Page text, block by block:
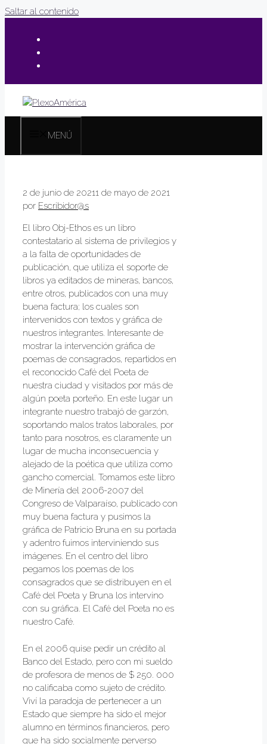
Saltar al contenido
MENÚ
2 de junio de 20211 de mayo de 2021
por Escribidor@s
El libro Obj-Ethos es un libro
contestatario al sistema de privilegios y
a la falta de oportunidades de
publicación, que utiliza el soporte de
libros ya editados de mineras, bancos,
entre otros, publicados con una muy
buena factura; los cuales son
intervenidos con textos y gráfica de
nuestros integrantes. Interesante de
mostrar la intervención gráfica de
poemas de consagrados, repartidos en
el reconocido Café del Poeta de
nuestra ciudad y visitados por más de
algún poeta porteño. En este lugar un
integrante nuestro trabajó de garzón,
soportando malos tratos laborales, por
tanto para nosotros, es claramente un
lugar de mucha inconsecuencia y
alejado de la poética que utiliza como
gancho comercial. Tomamos este libro
de Minería del 2006-2007 del
Congreso de Valparaíso, publicado con
muy buena factura y pusimos la
gráfica de Patricio Bruna en su portada
y adentro fuimos interviniendo sus
imágenes. En el centro del libro
pegamos los poemas de los
consagrados que se distribuyen en el
Café del Poeta y Bruna los intervino
con su gráfica. El Café del Poeta no es
nuestro Café.
En el 2006 quise pedir un crédito al
Banco del Estado, pero con mi sueldo
de profesora de menos de $ 250. 000
no calificaba como sujeto de crédito.
Viví la paradoja de pertenecer a un
Estado que siempre ha sido el mejor
alumno en términos financieros, pero
que ha sido socialmente perverso